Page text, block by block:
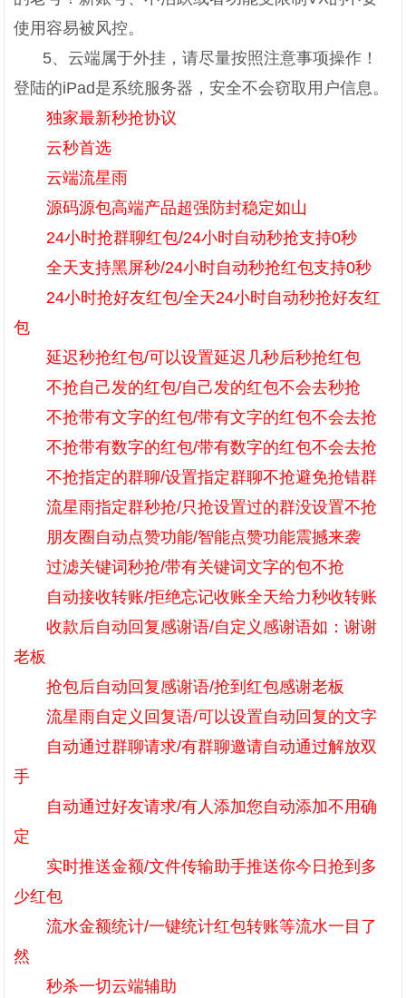
使用容易被风控。
5、云端属于外挂，请尽量按照注意事项操作！
登陆的iPad是系统服务器，安全不会窃取用户信息。
独家最新秒抢协议
云秒首选
云端流星雨
源码源包高端产品超强防封稳定如山
24小时抢群聊红包/24小时自动秒抢支持0秒
全天支持黑屏秒/24小时自动秒抢红包支持0秒
24小时抢好友红包/全天24小时自动秒抢好友红
包
延迟秒抢红包/可以设置延迟几秒后秒抢红包
不抢自己发的红包/自己发的红包不会去秒抢
不抢带有文字的红包/带有文字的红包不会去抢
不抢带有数字的红包/带有数字的红包不会去抢
不抢指定的群聊/设置指定群聊不抢避免抢错群
流星雨指定群秒抢/只抢设置过的群没设置不抢
朋友圈自动点赞功能/智能点赞功能震撼来袭
过滤关键词秒抢/带有关键词文字的包不抢
自动接收转账/拒绝忘记收账全天给力秒收转账
收款后自动回复感谢语/自定义感谢语如：谢谢
老板
抢包后自动回复感谢语/抢到红包感谢老板
流星雨自定义回复语/可以设置自动回复的文字
自动通过群聊请求/有群聊邀请自动通过解放双
手
自动通过好友请求/有人添加您自动添加不用确
定
实时推送金额/文件传输助手推送你今日抢到多
少红包
流水金额统计/一键统计红包转账等流水一目了
然
秒杀一切云端辅助